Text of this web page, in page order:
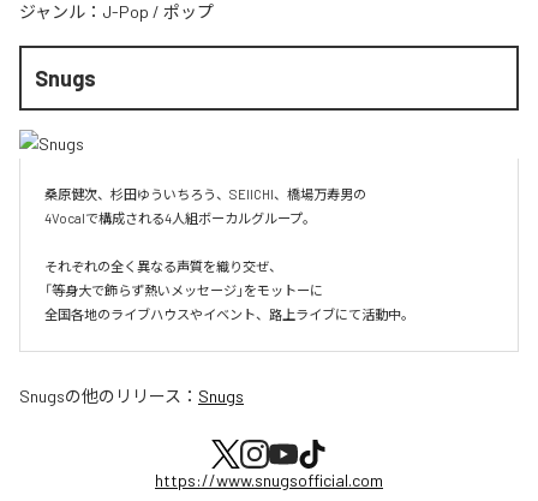
ジャンル： J-Pop / ポップ
Snugs
桑原健次、杉田ゆういちろう、SEIICHI、橋場万寿男の
4Vocalで構成される4人組ボーカルグループ。
それぞれの全く異なる声質を織り交ぜ、
「等身大で飾らず熱いメッセージ」をモットーに
全国各地のライブハウスやイベント、路上ライブにて活動中。
Snugsの他のリリース： Snugs
https://www.snugsofficial.com